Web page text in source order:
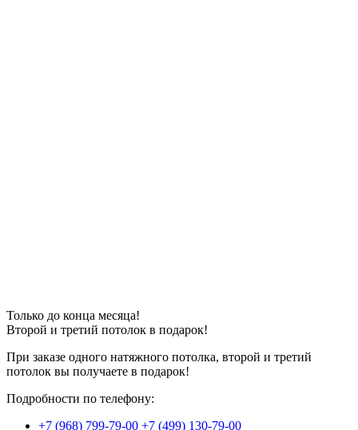
Только до конца месяца!
Второй и третий потолок в подарок!
При заказе одного натяжного потолка, второй и третий
потолок вы получаете в подарок!
Подробности по телефону:
+7 (968) 799-79-00 +7 (499) 130-79-00